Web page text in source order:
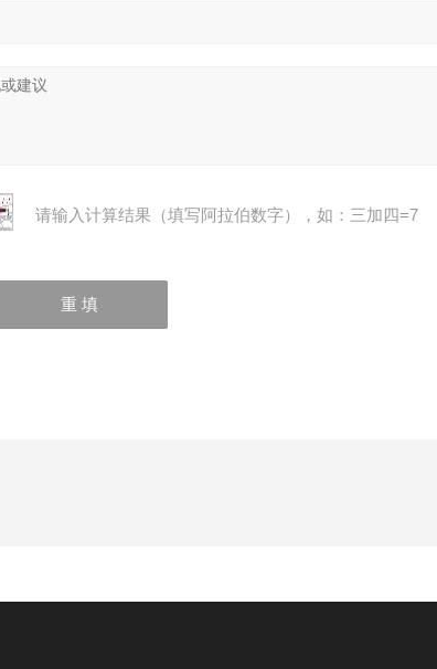
请输入计算结果（填写阿拉伯数字），如：三加四=7